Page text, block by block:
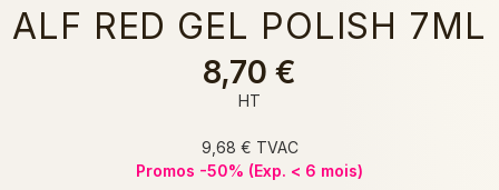
ALF RED GEL POLISH 7ML
8,70 €
HT
9,68 € TVAC
Promos -50% (Exp. < 6 mois)